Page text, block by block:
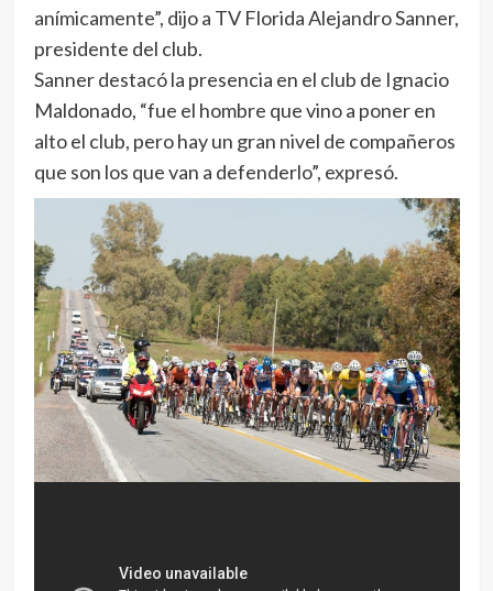
anímicamente”, dijo a TV Florida Alejandro Sanner,
presidente del club.
Sanner destacó la presencia en el club de Ignacio
Maldonado, “fue el hombre que vino a poner en
alto el club, pero hay un gran nivel de compañeros
que son los que van a defenderlo”, expresó.